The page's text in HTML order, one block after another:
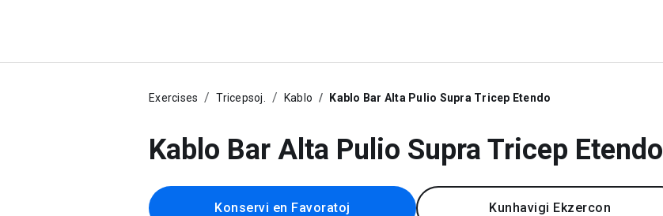
Exercises Tricepsoj. Kablo Kablo Bar Alta Pulio Supra Tricep Etendo
Kablo Bar Alta Pulio Supra Tricep Etendo
Konservi en Favoratoj Kunhavigi Ekzercon